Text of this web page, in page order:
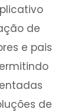
de
e pais
de